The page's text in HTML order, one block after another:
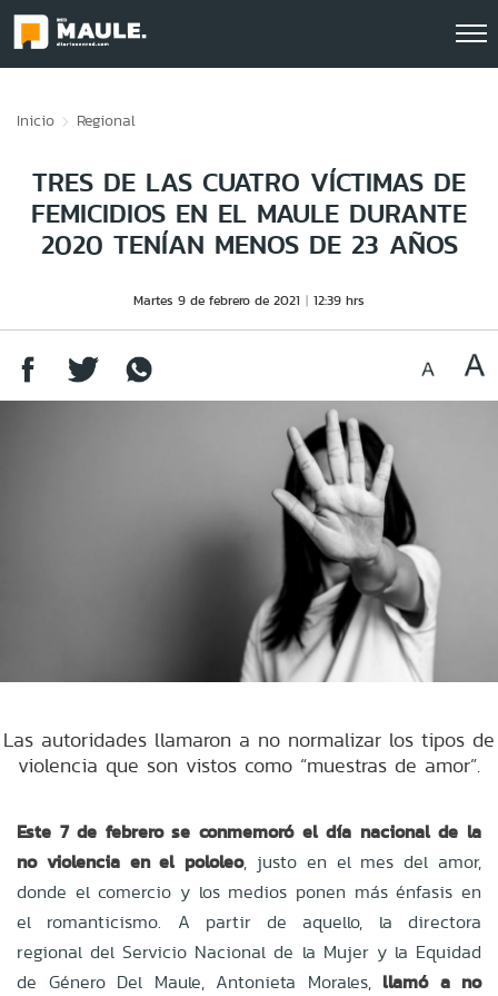
Inicio Regional
TRES DE LAS CUATRO VÍCTIMAS DE
FEMICIDIOS EN EL MAULE DURANTE
2020 TENÍAN MENOS DE 23 AÑOS
Martes 9 de febrero de 2021 12:39 hrs
Las autoridades llamaron a no normalizar los tipos de
violencia que son vistos como “muestras de amor”.
Este 7 de febrero se conmemoró el día nacional de la
no violencia en el pololeo, justo en el mes del amor,
donde el comercio y los medios ponen más énfasis en
el romanticismo. A partir de aquello, la directora
regional del Servicio Nacional de la Mujer y la Equidad
de Género Del Maule, Antonieta Morales, llamó a no